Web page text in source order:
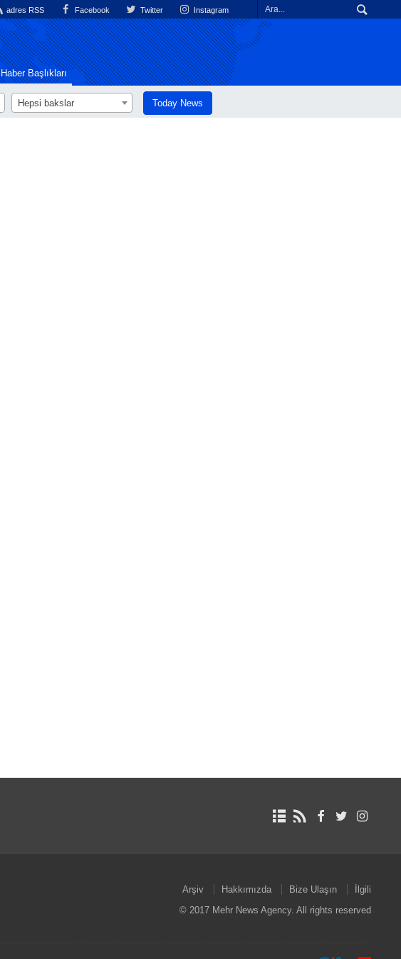
adres RSS Facebook Twitter Instagram
Haber Başlıkları
Hepsi bakslar Today News
Arşiv Hakkımızda Bize Ulaşın
İlgili
© 2017 Mehr News Agency. All rights reserved